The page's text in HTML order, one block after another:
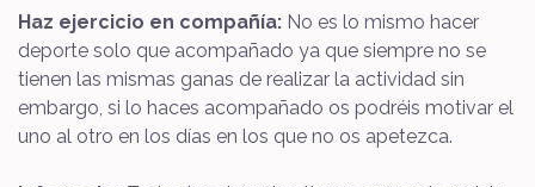
Haz ejercicio en compañía: No es lo mismo hacer
deporte solo que acompañado ya que siempre no se
tienen las mismas ganas de realizar la actividad sin
embargo, si lo haces acompañado os podréis motivar el
uno al otro en los días en los que no os apetezca.